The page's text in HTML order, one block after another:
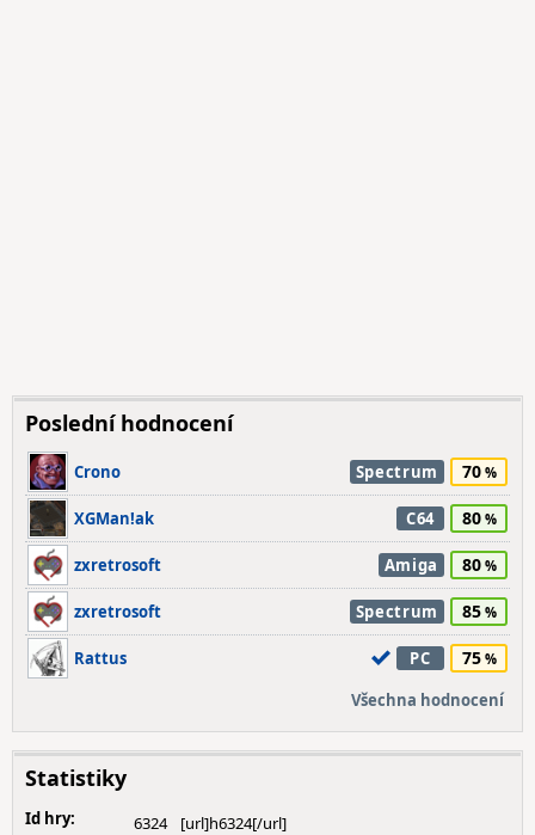
Poslední hodnocení
Crono Spectrum 70
XGMan!ak C64 80
zxretrosoft Amiga 80
zxretrosoft Spectrum 85
Rattus PC 75
Všechna hodnocení
Statistiky
Id hry:
6324